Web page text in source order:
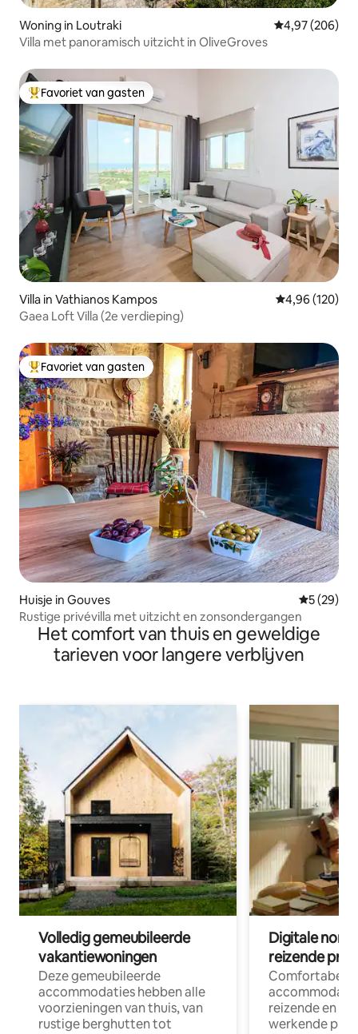
Woning in Loutraki Gemiddelde
4,97 (206)
Villa met panoramisch uitzicht in OliveGroves
Topfavoriet van gasten
Favoriet van gasten
Villa in Vathianos Kampos Gemiddelde
4,96 (120)
Gaea Loft Villa (2e verdieping)
Topfavoriet van gasten
Favoriet van gasten
Huisje in Gouves
5 (29)
Rustige privévilla met uitzicht en zonsondergangen
Het comfort van thuis en geweldige
tarieven voor langere verblijven
Volledig gemeubileerde
vakantiewoningen
Deze gemeubileerde
accommodaties hebben alle
voorzieningen van thuis, van
rustige berghutten tot
Digitale
reizende
Comfortabele
reizende en
werkende